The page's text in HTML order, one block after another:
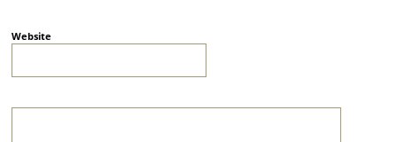
Website